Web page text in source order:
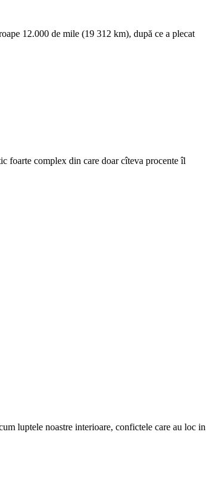
12.000 de mile (19 312 km), după ce a plecat
foarte complex din care doar cîteva procente îl
luptele noastre interioare, confictele care au loc in